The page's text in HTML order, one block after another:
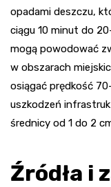
opadami deszczu,
ciągu 10 minut do
mogą powodować
w obszarach
osiągać prędkość
uszkodzeń
średnicy od 1 do 2
Źródła i